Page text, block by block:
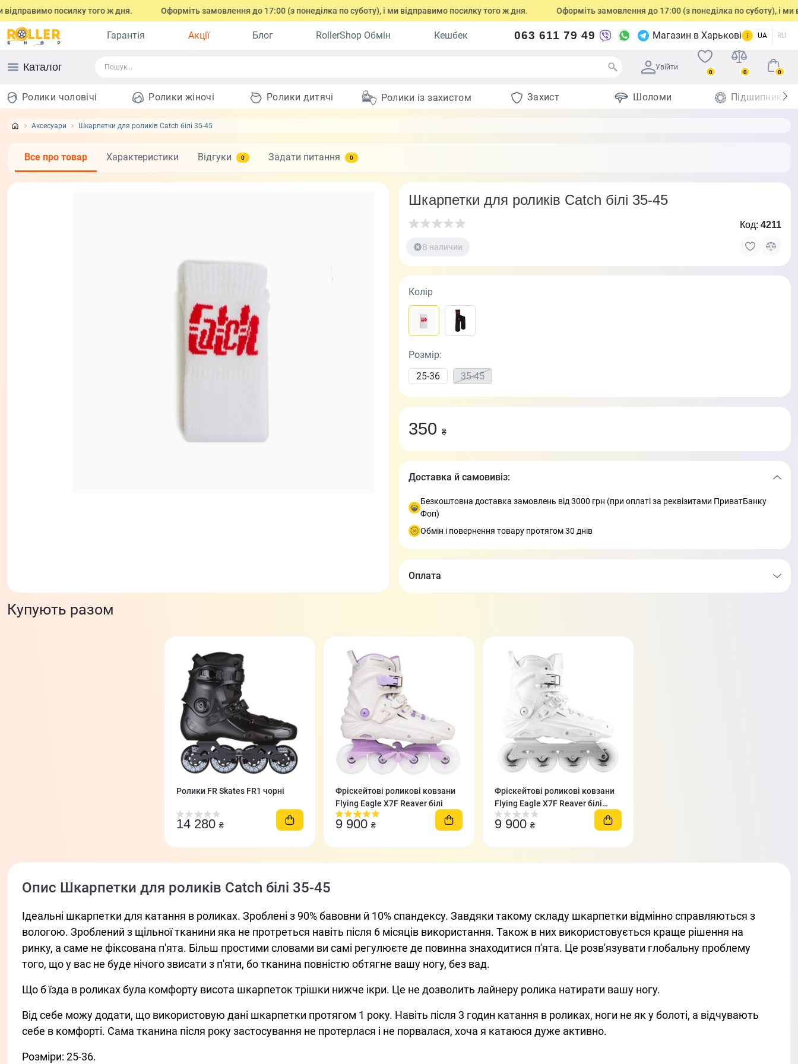
посилку того ж дня. Оформіть замовлення до 17:00 (з понеділка по суботу), і ми відправимо посилку того ж дня. Оформіть замовлення до 17:00 (з понеділка по суботу), і ми
Гарантія Акції Блог RollerShop Обмін Кешбек 063 611 79 49 Магазин в Харькові UA RU
Каталог Увійти
0 0 0
Ролики чоловічі Ролики жіночі Ролики дитячі Ролики із захистом Захист Шоломи Підшипники
Аксесуари Шкарпетки для роликів Catch білі 35-45
Все про товар Характеристики Відгуки 0 Задати питання 0
Шкарпетки для роликів Catch білі 35-45
В наличии
Код: 4211
Колір
Розмір:
25-36
35-45
350 ₴
Доставка й самовивіз:
Безкоштовна доставка замовлень від 3000 грн (при оплаті за реквізитами ПриватБанку
Фоп)
Обмін і повернення товару протягом 30 днів
Оплата
Купують разом
Ролики FR Skates FR1 чорні
14 280 ₴
Фріскейтові роликові ковзани
Flying Eagle X7F Reaver білі
9 900 ₴
Фріскейтові роликові ковзани
Flying Eagle X7F Reaver білі
2026
9 900 ₴
Опис Шкарпетки для роликів Catch білі 35-45
Ідеальні шкарпетки для катання в роликах. Зроблені з 90% бавовни й 10% спандексу. Завдяки такому складу шкарпетки відмінно справляються з
вологою. Зроблений з щільної тканини яка не протреться навіть після 6 місяців використання. Також в них використовується краще рішення на
ринку, а саме не фіксована п'ята. Більш простими словами ви самі регулюєте де повинна знаходитися п'ята. Це розв'язувати глобальну проблему
того, що у вас не буде нічого звисати з п'яти, бо тканина повністю обтягне вашу ногу, без вад.
Що б їзда в роликах була комфорту висота шкарпеток трішки нижче ікри. Це не дозволить лайнеру ролика натирати вашу ногу.
Від себе можу додати, що використовую дані шкарпетки протягом 1 року. Навіть після 3 годин катання в роликах, ноги не як у болоті, а відчувають
себе в комфорті. Сама тканина після року застосування не протерлася і не порвалася, хоча я катаюся дуже активно.
Розміри: 25-36.